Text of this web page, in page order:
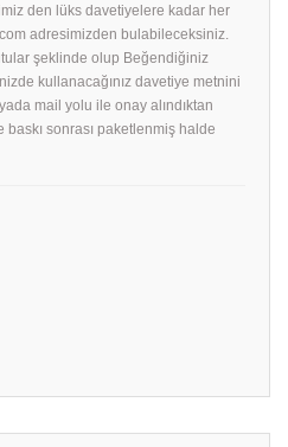
den lüks davetiyelere kadar her
adresimizden bulabileceksiniz.
şeklinde olup Beğendiğiniz
kullanacağınız davetiye metnini
mail yolu ile onay alındıktan
sonrası paketlenmiş halde